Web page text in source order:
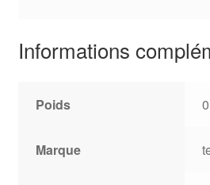
Informations
Poids
Marque